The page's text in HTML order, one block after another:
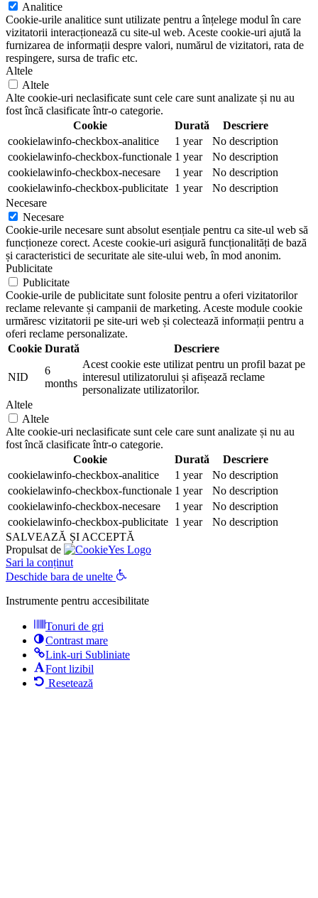
Analitice
Cookie-urile analitice sunt utilizate pentru a înțelege modul în care
vizitatorii interacționează cu site-ul web. Aceste cookie-uri ajută la
furnizarea de informații despre valori, numărul de vizitatori, rata de
respingere, sursa de trafic etc.
Altele
Altele
Alte cookie-uri neclasificate sunt cele care sunt analizate și nu au
fost încă clasificate într-o categorie.
Cookie
Durată
Descriere
cookielawinfo-checkbox-analitice
1 year
No description
cookielawinfo-checkbox-functionale 1 year
No description
cookielawinfo-checkbox-necesare
1 year
No description
cookielawinfo-checkbox-publicitate 1 year
No description
Necesare
Necesare
Cookie-urile necesare sunt absolut esențiale pentru ca site-ul web să
funcționeze corect. Aceste cookie-uri asigură funcționalități de bază
și caracteristici de securitate ale site-ului web, în mod anonim.
Publicitate
Publicitate
Cookie-urile de publicitate sunt folosite pentru a oferi vizitatorilor
reclame relevante și campanii de marketing. Aceste module cookie
urmăresc vizitatorii pe site-uri web și colectează informații pentru a
oferi reclame personalizate.
Cookie Durată Descriere
NID
6
months
Acest cookie este utilizat pentru un profil bazat pe
interesul utilizatorului și afișează reclame
personalizate utilizatorilor.
Altele
Altele
Alte cookie-uri neclasificate sunt cele care sunt analizate și nu au
fost încă clasificate într-o categorie.
Cookie
Durată
Descriere
cookielawinfo-checkbox-analitice
1 year
No description
cookielawinfo-checkbox-functionale 1 year
No description
cookielawinfo-checkbox-necesare
1 year
No description
cookielawinfo-checkbox-publicitate 1 year
No description
SALVEAZĂ ȘI ACCEPTĂ
Propulsat de
Sari la conținut
Deschide bara de unelte
Instrumente pentru accesibilitate
Tonuri de gri
Contrast mare
Link-uri Subliniate
Font lizibil
Resetează